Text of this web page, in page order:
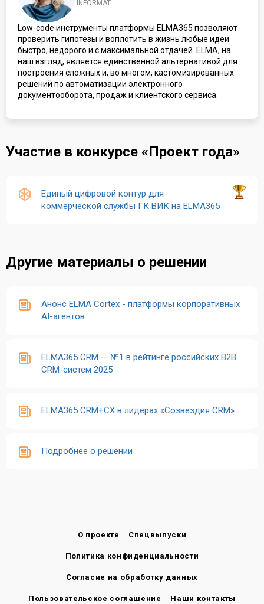
INFORMAT
Low-code инструменты платформы ELMA365 позволяют
проверить гипотезы и воплотить в жизнь любые идеи
быстро, недорого и с максимальной отдачей. ELMA, на
наш взгляд, является единственной альтернативой для
построения сложных и, во многом, кастомизированных
решений по автоматизации электронного
документооборота, продаж и клиентского сервиса.
Участие в конкурсе «Проект года»
Единый цифровой контур для
коммерческой службы ГК ВИК на ELMA365
Другие материалы о решении
Анонс ELMA Cortex - платформы корпоративных
AI-агентов
ELMA365 CRM — №1 в рейтинге российских B2B
CRM-систем 2025
ELMA365 CRM+CX в лидерах «Созвездия CRM»
Подробнее о решении
О проекте Спецвыпуски
Политика конфиденциальности
Согласие на обработку данных
Пользовательское соглашение Наши контакты